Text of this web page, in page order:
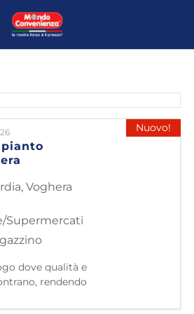
,Voghera
Supermercati
dove qualità e
rendendo
a tutti. Questo è
Da oltre 40 anni siamo
Nuovo!